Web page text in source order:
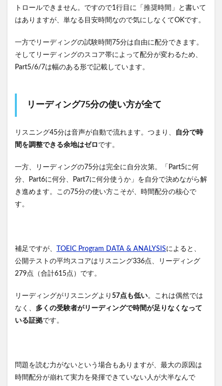
トロールできません。ですので1行目に「推奨時間」と書いて
はありますが、単なる目安時間なので気にしなくてOKです。
一方でリーディングの試験時間75分は自由に配分できます。
そしてリーディングのスコア帯によって配分が変わるため、
Part5/6/7は幅のある形で記載しています。
リーディング75分の使い方が全て
リスニング45分は音声が自動で流れます。つまり、
自分で時
間を調整できる余地はゼロ です。
一方、リーディングの75分は完全に自分次第。「Part5に何
分、Part6に何分、Part7に何分使うか」を自分で決めながら解
き進めます。この75分の使い方こそが、時間配分の核心で
す。
補足ですが、 TOEIC Program DATA & ANALYSISによると、
公開テストの平均スコアはリスニング336点、リーディング
279点（合計615点）です。
リーディングがリスニングより 57点も低い。これは偶然では
なく、 多くの受験者がリーディングで時間が足りなくなって
いる証拠です。
問題を読む力がないという場合もありますが、最大の原因は
時間配分が崩れて実力を発揮できていない人が大半なんで